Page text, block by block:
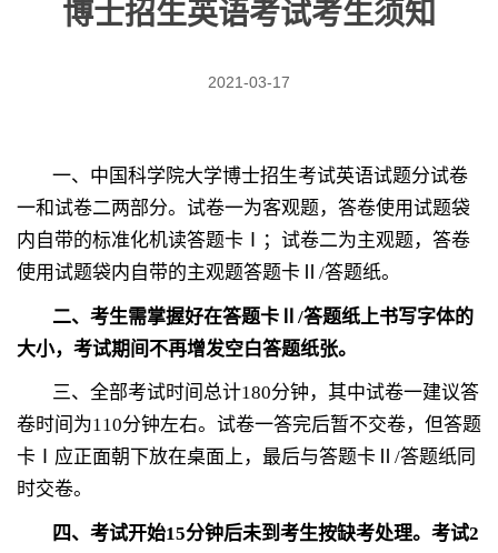
博士招生英语考试考生须知
2021-03-17
一、中国科学院大学博士招生考试英语试题分试卷
一和试卷二两部分。试卷一为客观题，答卷使用试题袋
内自带的标准化机读答题卡Ⅰ；试卷二为主观题，答卷
使用试题袋内自带的主观题答题卡Ⅱ /答题纸。
二、考生需掌握好在答题卡Ⅱ/答题纸上书写字体的
大小，考试期间不再增发空白答题纸张。
三、全部考试时间总计180分钟，其中试卷一建议答
卷时间为110分钟左右。试卷一答完后暂不交卷，但答题
卡Ⅰ应正面朝下放在桌面上，最后与答题卡Ⅱ /答题纸同
时交卷。
四、考试开始15分钟后未到考生按缺考处理。考试2